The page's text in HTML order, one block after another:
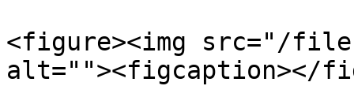
<figure><img src="/files/
alt=""><figcaption></